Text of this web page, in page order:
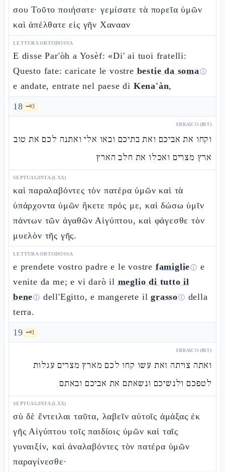
σου Τοῦτο ποιήσατε· γεμίσατε τὰ πορεῖα ὑμῶν
καὶ ἀπέλθατε εἰς γῆν Χανααν
LETTURA ORTODOSSA
E disse Par'òh a Yosèf: «Di' ai tuoi fratelli:
Questo fate: caricate le vostre bestie da somaⓘ
e andate, entrate nel paese di Kena'àn,
18 🗝️3
EBRAICO (MT)
וקחו את אביכם ואת בתיכם ובאו אלי ואתנה לכם את טוב
ארץ מצרים ואכלו את חלב הארץ
SEPTUAGINTA (LXX)
καὶ παραλαβόντες τὸν πατέρα ὑμῶν καὶ τὰ
ὑπάρχοντα ὑμῶν ἥκετε πρός με, καὶ δώσω ὑμῖν
πάντων τῶν ἀγαθῶν Αἰγύπτου, καὶ φάγεσθε τὸν
μυελὸν τῆς γῆς.
LETTURA ORTODOSSA
e prendete vostro padre e le vostre famiglieⓘ e
venite da me; e vi darò il meglio di tutto il
beneⓘ dell'Egitto, e mangerete ilgrassoⓘ della
terra.
19 🗝️1
EBRAICO (MT)
ואתה צויתה זאת עשו קחו לכם מארץ מצרים עגלות
לטפכם ולנשיכם ונשאתם את אביכם ובאתם
SEPTUAGINTA (LXX)
σὺ δὲ ἔντειλαι ταῦτα, λαβεῖν αὐτοῖς ἁμάξας ἐκ
γῆς Αἰγύπτου τοῖς παιδίοις ὑμῶν καὶ ταῖς
γυναιξίν, καὶ ἀναλαβόντες τὸν πατέρα ὑμῶν
παραγίνεσθε·